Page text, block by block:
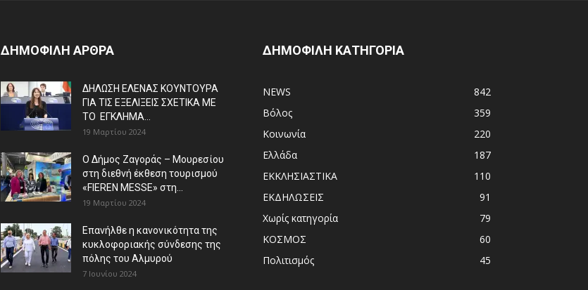
ΔΗΜΟΦΙΛΗ ΑΡΘΡΑ
ΔΗΛΩΣΗ ΕΛΕΝΑΣ ΚΟΥΝΤΟΥΡΑ
ΓΙΑ ΤΙΣ ΕΞΕΛΙΞΕΙΣ ΣΧΕΤΙΚΑ ΜΕ
ΤΟ ΕΓΚΛΗΜΑ...
19 Μαρτίου 2024
Ο Δήμος Ζαγοράς – Μουρεσίου
στη διεθνή έκθεση τουρισμού
«FIEREN MESSE» στη...
19 Μαρτίου 2024
Επανήλθε η κανονικότητα της
κυκλοφοριακής σύνδεσης της
πόλης του Αλμυρού
7 Ιουνίου 2024
ΔΗΜΟΦΙΛΗ ΚΑΤΗΓΟΡΙΑ
NEWS
842
Βόλος
359
Κοινωνία
220
Ελλάδα
187
ΕΚΚΛΗΣΙΑΣΤΙΚΑ
110
ΕΚΔΗΛΩΣΕΙΣ
91
Χωρίς κατηγορία
79
ΚΟΣΜΟΣ
60
Πολιτισμός
45